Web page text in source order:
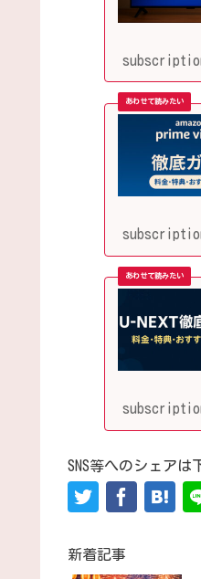
SNS等へのシェアは
新着記事